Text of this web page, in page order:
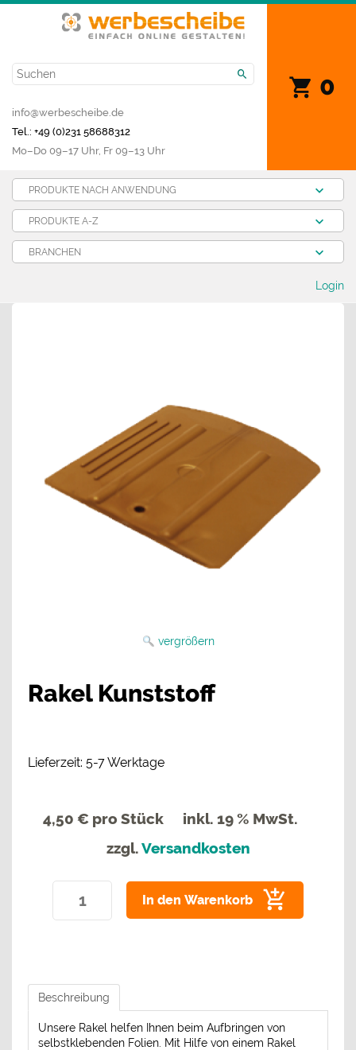
0
info@werbescheibe.de
Tel.: +49 (0)231 58688312
Mo­–Do 09–17 Uhr, Fr 09–13 Uhr
PRODUKTE NACH ANWENDUNG
PRODUKTE A-Z
BRANCHEN
Login
vergrößern
Rakel Kunststoff
Lieferzeit: 5-7 Werktage
4,50 €pro Stück
inkl. 19 % MwSt.
zzgl.Versandkosten
In den Warenkorb
Beschreibung
Unsere Rakel helfen Ihnen beim Aufbringen von
selbstklebenden Folien. Mit Hilfe von einem Rakel